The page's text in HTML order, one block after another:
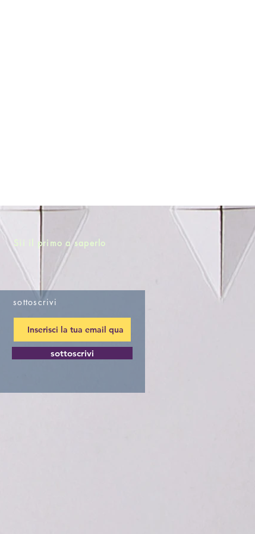
Sii il primo a saperlo
sottoscrivi
sottoscrivi